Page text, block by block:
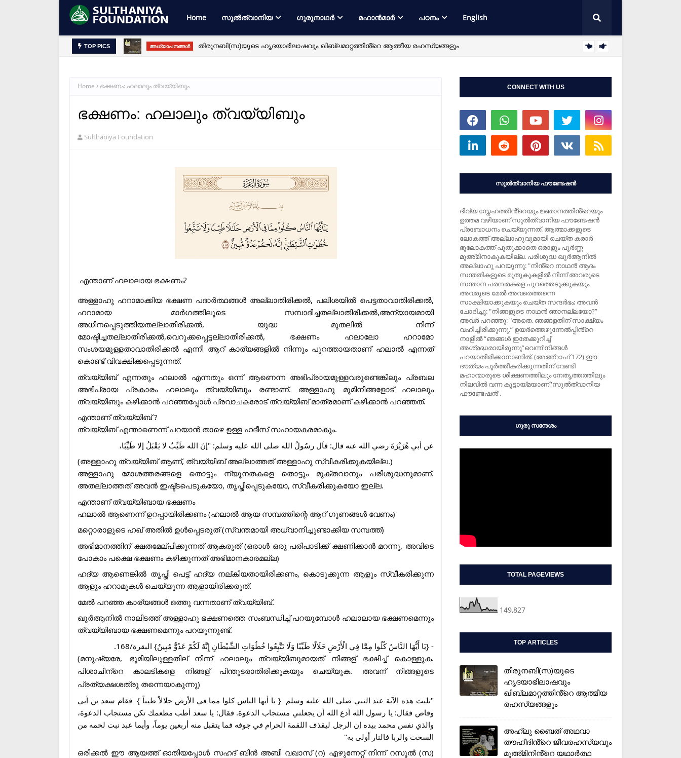
Home സുൽത്വാനിയ ഗുരുനാഥർ മഹാൻമാർ പഠനം English
TOP PICS അധ്യാപനങ്ങൾ തിരുനബി(സ)യുടെ ഹൃദയാഭിലാഷവും ഖിബ്‌ലമാറ്റത്തിൻ്റെ ആത്മീയ രഹസ്യങ്ങളും
Home ഭക്ഷണം: ഹലാലും ത്വയ്യിബും
ഭക്ഷണം: ഹലാലും ത്വയ്യിബും
Sulthaniya Foundation
എന്താണ് ഹലാലായ ഭക്ഷണം?
അള്ളാഹു ഹറാമാക്കിയ ഭക്ഷണ പദാർത്ഥങ്ങൾ അല്ലാതിരിക്കൽ, പലിശയിൽ പെട്ടതാവാതിരിക്കൽ,
ഹറാമായ മാർഗത്തിലൂടെ സമ്പാദിച്ചതല്ലാതിരിക്കൽ,അന്യായമായി
അധീനപ്പെടുത്തിയതല്ലാതിരിക്കൽ, യുദ്ധ മുതലിൽ നിന്ന്
മോഷ്ടിച്ചതല്ലാതിരിക്കൽ,വെറുക്കപ്പെട്ടല്ലാതിരിക്കൽ, ഭക്ഷണം ഹലാലോ ഹറാമോ
സംശയമുള്ളതാവാതിരിക്കൽ എന്നീ ആറ് കാര്യങ്ങളിൽ നിന്നും പുറത്തായതാണ് ഹലാൽ എന്നത്
കൊണ്ട് വിവക്ഷിക്കപ്പെടുന്നത്.
ത്വയ്യിബ് എന്നതും ഹലാൽ എന്നതും ഒന്ന് ആണെന്ന അഭിപ്രായമുള്ളവരുണ്ടെങ്കിലും പ്രബല
അഭിപ്രായ പ്രകാരം ഹലാലും ത്വയ്യിബും രണ്ടാണ്. അള്ളാഹു മുമിനീങ്ങളോട് ഹലാലും
ത്വയ്യിബും കഴിക്കാൻ പറഞ്ഞപ്പോൾ പ്രവാചകരോട് ത്വയ്യിബ് മാത്രമാണ് കഴിക്കാൻ പറഞ്ഞത്.
എന്താണ് ത്വയ്യിബ് ?
ത്വയ്യിബ് എന്താണെന്ന് പറയാൻ താഴെ ഉള്ള ഹദീസ് സഹായകരമാകും.
عن أبي هُرَيْرَةَ رضي الله عنه قال: قاَل رسُولُ الله صلى الله عليه وسلم: "إنَ الله طَيِّبٌ لا يَقْبَلُ إلا طَيِّبًا،
(അള്ളാഹു ത്വയ്യിബ് ആണ്, ത്വയ്യിബ് അല്ലാത്തത് അള്ളാഹു സ്വീകരിക്കുകയില്ല.)
അള്ളാഹു മോശത്തരങ്ങളെ തൊട്ടും ന്യൂനതകളെ തൊട്ടും മുക്‌തവാനും പരിശുദ്ധനുമാണ്.
അതല്ലാത്തത് അവൻ ഇഷ്ട്ടപെടുകയോ, തൃപ്തിപ്പെടുകയോ, സ്വീകരിക്കുകയോ ഇല്ല.
എന്താണ് ത്വയ്യിബായ ഭക്ഷണം
ഹലാൽ ആണെന്ന് ഉറപ്പായിരിക്കണം (ഹലാൽ ആയ സമ്പത്തിന്റെ ആറ് ഗുണങ്ങൾ വേണം)
മറ്റൊരാളുടെ ഹഖ് അതിൽ ഉൾപ്പെടരുത് (സ്വന്തമായി അധ്വാനിച്ചുണ്ടാക്കിയ സമ്പത്ത്)
അഭിമാനത്തിന് ക്ഷതമേല്പിക്കുന്നത് ആകരുത് (ഒരാൾ ഒരു പരിപാടിക്ക് ക്ഷണിക്കാൻ മറന്നു, അവിടെ
പോകാം പക്ഷെ ഭക്ഷണം കഴിക്കുന്നത് അഭിമാനകാരമല്ല)
ഹദ്‌യ ആണെങ്കിൽ തൃപ്തി പെട്ട് ഹദ്‌യ നല്കിയതായിരിക്കണം, കൊടുക്കുന്ന ആളും സ്വീകരിക്കുന്ന
ആളും ഹറാമുകൾ ചെയ്യുന്ന ആളായിരിക്കരുത്.
മേൽ പറഞ്ഞ കാര്യങ്ങൾ ഒത്തു വന്നതാണ് ത്വയ്യിബ്.
ഖുർആനിൽ നാലിടത്ത് അള്ളാഹു ഭക്ഷണത്തെ സംബന്ധിച്ച് പറയുമ്പോൾ ഹലാലായ ഭക്ഷണമെന്നും
ത്വയ്യിബായ ഭക്ഷണമെന്നും പറയുന്നുണ്ട്.
- {يَا أَيُّهَا النَّاسُ كُلُوا مِمَّا فِي الْأَرْضِ حَلَالًا طَيِّبًا وَلَا تَتَّبِعُوا خُطُوَاتِ الشَّيْطَانِ إِنَّهُ لَكُمْ عَدُوٌّ مُبِينٌ} البقرة/168.
(മനുഷ്യരേ, ഭൂമിയിലുള്ളതില്നിന്ന് ഹലാലും ത്വയ്യിബുമായത് നിങ്ങള്ഭക്ഷിച്ച് കൊള്ളുക.
പിശാചിന്റെ കാലടികളെ നിങ്ങള്പിന്തുടരാതിരിക്കുകയും ചെയ്യുക. അവന്നിങ്ങളുടെ
പ്രത്യക്ഷശത്രു തന്നെയാകുന്നു)
"‏تليت هذه الآية عند النبي صلى الله عليه وسلم ‏ { ‏يا أيها الناس كلوا مما في الأرض حلالاً طيبا‏ً } ‏ فقام سعد بن أبي
وقاص فقال‏:‏ يا رسول الله أدع الله أن يجعلني مستجاب الدعوة‏.‏ فقال‏:‏ يا سعد أطب مطعمك تكن مستجاب الدعوة،
والذي نفس محمد بيده إن الرجل ليقذف اللقمة الحرام في جوفه فما يتقبل منه أربعين يوماً، وأيما عبد نبت لحمه من
السحت والربا فالنار أولى به‏‏"
ഒരിക്കൽ ഈ ആയത്ത് ഓതിയപ്പോൾ സഹദ് ബിൻ അബീ വഖാസ് (റ) എഴുന്നേറ്റ് നിന്ന് റസൂൽ (സ)
CONNECT WITH US
സുൽത്വാനിയ ഫൗണ്ടേഷൻ
ദിവ്യ സ്നേഹത്തിൻ്റെയും ജ്ഞാനത്തിൻ്റെയും
ഉത്തമ വഴിയാണ് സുൽത്വാനിയ ഫൗണ്ടേഷൻ
പ്രബോധനം ചെയ്യുന്നത്. ആത്മാക്കളുടെ
ലോകത്ത് അല്ലാഹുവുമായി ചെയ്ത കരാർ
ഭൂലോകത്ത് പുതുക്കാതെ ഒരാളും പൂർണ്ണ
മുഅ്മിനാകുകയില്ല. പരിശുദ്ധ ഖുർആനിൽ
അല്ലാഹു പറയുന്നു: "നിൻ്റെ നാഥന്‍ ആദം
സന്തതികളുടെ മുതുകുകളില്‍ നിന്ന് അവരുടെ
സന്താന പരമ്പരകളെ പുറത്തെടുക്കുകയും
അവരുടെ മേല്‍ അവരെത്തന്നെ
സാക്ഷിയാക്കുകയും ചെയ്ത സന്ദര്‍ഭം; അവന്‍
ചോദിച്ചു: "നിങ്ങളുടെ നാഥന്‍ ഞാനല്ലയോ?”
അവര്‍ പറഞ്ഞു: "അതെ, ഞങ്ങളതിന് സാക്ഷ്യം
വഹിച്ചിരിക്കുന്നു.” ഉയർത്തെഴുന്നേല്‍പ്പിൻ്റെ
നാളിൽ “ഞങ്ങള്‍ ഇതേക്കുറിച്ച്
അശ്രദ്ധരായിരുന്നു”വെന്ന് നിങ്ങള്‍
പറയാതിരിക്കാനാണിത്. (അഅ്റാഫ് 172) ഈ
ദൗത്യം പൂർത്തീകരിക്കുന്നതിന് വേണ്ടി
മഹാന്മാരുടെ ശിക്ഷണത്തിലും നേതൃത്തത്തിലും
നിലവിൽ വന്ന കൂട്ടായ്മയാണ് 'സുൽത്വാനിയ
ഫൗണ്ടേഷൻ'.
ഗുരു സന്ദേശം
TOTAL PAGEVIEWS
149,827
TOP ARTICLES
തിരുനബി(സ)യുടെ
ഹൃദയാഭിലാഷവും
ഖിബ്‌ലമാറ്റത്തിൻ്റെ ആത്മീയ
രഹസ്യങ്ങളും
അഹ്‌ലു ബൈത് അഥവാ
തൗഹീദിൻ്റെ ജീവരഹസ്യവും
മുഅ്മിനിൻ്റെ യഥാർത്ഥ